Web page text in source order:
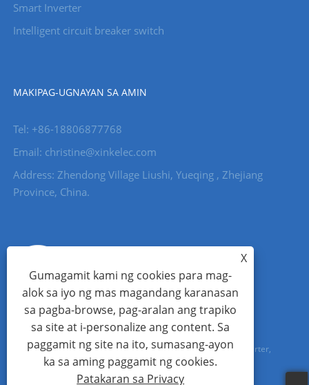
Smart Inverter
Intelligent circuit breaker switch
MAKIPAG-UGNAYAN SA AMIN
Tel: +86-18806877768
Email: christine@xinkelec.com
Address: Zhendong Village Liushi, Yueqing , Zhejiang
Province, China.
Copyright © 2023 Wenzhou Xinkong Imp&exp Co.,Ltd. - Soft Starter,
Water Meter, Ultrasonic Water Meter - All Rights reserved.
X
Gumagamit kami ng cookies para mag-
alok sa iyo ng mas magandang karanasan
sa pagba-browse, pag-aralan ang trapiko
sa site at i-personalize ang content. Sa
paggamit ng site na ito, sumasang-ayon
ka sa aming paggamit ng cookies.
Patakaran sa Privacy